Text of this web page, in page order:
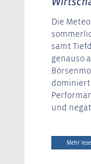
Die
samt
genauso
dominiert
und
Mehr